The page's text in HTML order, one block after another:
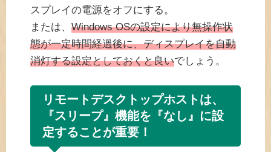
スプレイの電源をオフにする。
または、 Windows OSの設定により無操作状
態が一定時間経過後に、ディスプレイを自動
消灯する設定としておくと良いでしょう。
リモートデスクトップホストは、
『スリープ』機能を『なし』に設
定することが重要！